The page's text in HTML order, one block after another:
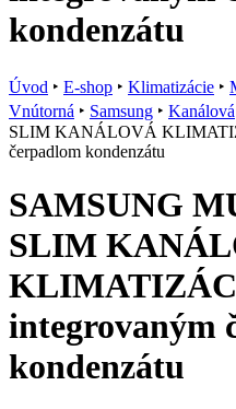
kondenzátu
Úvod ‣ E-shop ‣ Klimatizácie ‣
Vnútorná ‣ Samsung ‣ Kanálová
SLIM KANÁLOVÁ
čerpadlom kondenzátu
SAMSUNG
SLIM
integrovaným
kondenzátu